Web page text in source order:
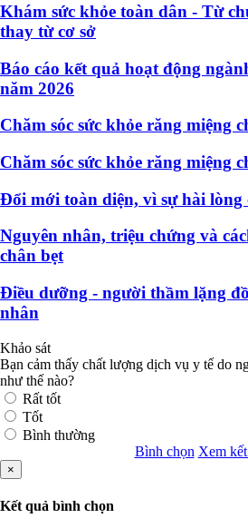
Khám sức khỏe toàn dân - Từ
thay từ cơ sở
Báo cáo kết quả hoạt động
năm 2026
Chăm sóc sức khỏe răng miệng
Chăm sóc sức khỏe răng miệng
Đổi mới toàn diện, vì sự hài lòng
Nguyên nhân, triệu chứng và
chân bẹt
Điều dưỡng - người thầm lặng
nhân
Khảo sát
Bạn cảm thấy chất lượng dịch vụ y tế do
như thế nào?
Rất tốt
Tốt
Bình thường
Bình chọn Xem
×
Kết quả bình chọn